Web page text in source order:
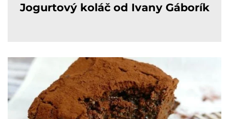
Jogurtový koláč od Ivany Gáborík